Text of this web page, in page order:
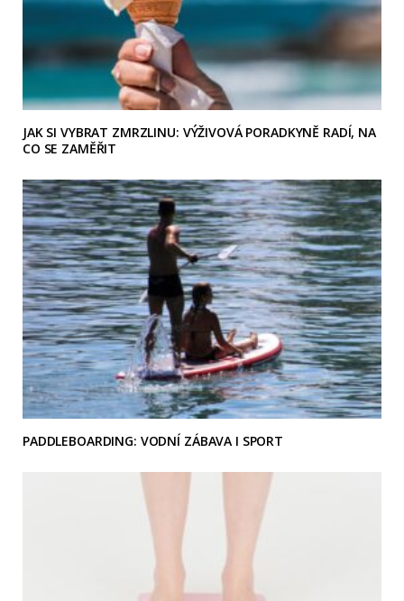
JAK SI VYBRAT ZMRZLINU: VÝŽIVOVÁ PORADKYNĚ RADÍ, NA
CO SE ZAMĚŘIT
PADDLEBOARDING: VODNÍ ZÁBAVA I SPORT